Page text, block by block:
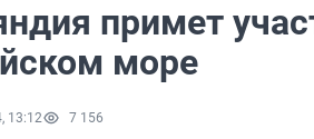
примет
море
13:12 7 156